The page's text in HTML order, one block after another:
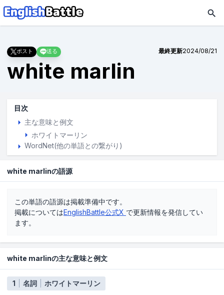
ポスト 送る 最終更新2024/08/21
white marlin
目次
主な意味と例文
ホワイトマーリン
WordNet(他の単語との繋がり)
white marlinの語源
この単語の語源は掲載準備中です。
掲載についてはEnglishBattle公式X で更新情報を発信してい
ます。
white marlinの主な意味と例文
1 名詞 ホワイトマーリン